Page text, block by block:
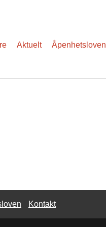
Aktuelt Åpenhetsloven
Kontakt